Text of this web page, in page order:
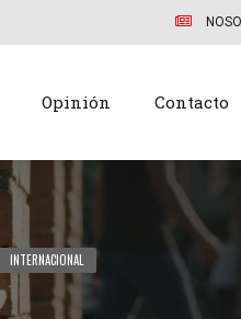
Opinión Contacto